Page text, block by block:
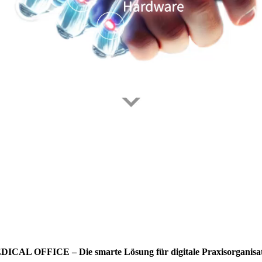
OFFICE – Die smarte Lösung für digitale